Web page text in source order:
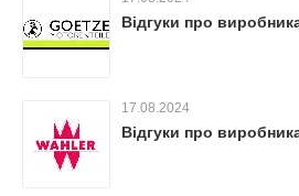
Відгуки про
17.08.2024
Відгуки про